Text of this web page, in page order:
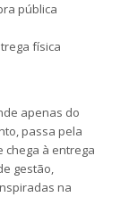
pública
física
apenas do
passa pela
chega à entrega
gestão,
na